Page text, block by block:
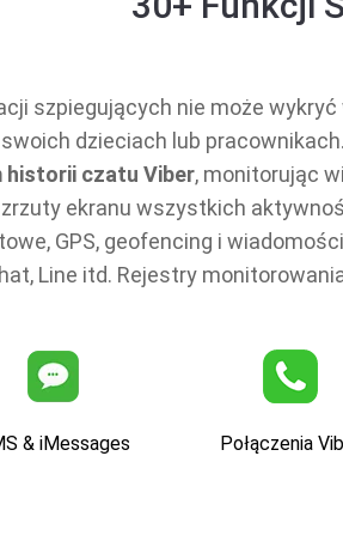
szpiegujących nie może
dzieciach lub
historii czatu Viber, monitorując
ekranu wszystkich
GPS, geofencing i
Line itd. Rejestry
& iMessages Połączenia